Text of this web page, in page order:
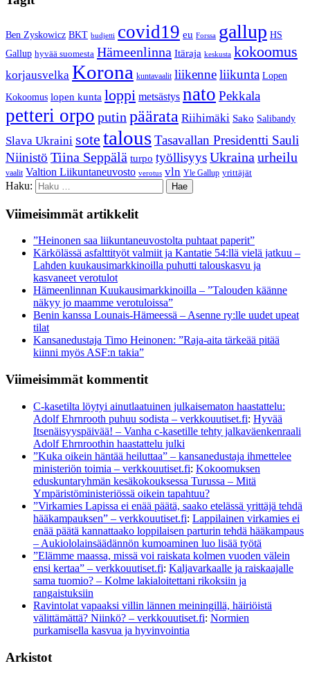
Ben Zyskowicz BKT budjetti covid19 eu Forssa gallup HS
Gallup hyvää suomesta Hämeenlinna Itäraja keskusta kokoomus
korjausvelka Korona kuntavaalit liikenneliikunta Lopen
Kokoomus lopen kunta loppi metsästys nato Pekkala
petteri orpo putin päärata Riihimäki Sako Salibandy
Slava Ukraini sote talousTasavallan Presidentti Sauli
Niinistö Tiina Seppälä turpo työllisyysUkraina urheilu
vaalit Valtion Liikuntaneuvosto verotus vln Yle Gallup yrittäjät
Haku:
Viimeisimmät artikkelit
”Heinonen saa liikuntaneuvostolta puhtaat paperit”
Kärkölässä asfalttityöt valmiit ja Kantatie 54:llä vielä jatkuu –
Lahden kuukausimarkkinoilla puhutti talouskasvu ja
kasvaneet verotulot
Hämeenlinnan Kuukausimarkkinoilla – ”Talouden käänne
näkyy jo maamme verotuloissa”
Benin kanssa Lounais-Hämeessä – Asenne ry:lle uudet upeat
tilat
Kansanedustaja Timo Heinonen: ”Raja-aita tärkeää pitää
kiinni myös ASF:n takia”
Viimeisimmät kommentit
C-kasetilta löytyi ainutlaatuinen julkaisematon haastattelu:
Adolf Ehrnrooth puhuu sodista – verkkouutiset.fi: Hyvää
Itsenäisyyspäivää! – Vanha c-kasetille tehty jalkaväenkenraali
Adolf Ehrnroothin haastattelu julki
”Kuka oikein häntää heiluttaa” – kansanedustaja ihmettelee
ministeriön toimia – verkkouutiset.fi: Kokoomuksen
eduskuntaryhmän kesäkokouksessa Turussa – Mitä
Ympäristöministeriössä oikein tapahtuu?
”Virkamies Lapissa ei enää päätä, saako etelässä yrittäjä tehdä
hääkampauksen” – verkkouutiset.fi: Lappilainen virkamies ei
enää päätä kannattaako loppilaisen parturin tehdä hääkampaus
– Aukiololainsäädännön kumoaminen luo lisää työtä
”Elämme maassa, missä voi raiskata kolmen vuoden välein
ensi kertaa” – verkkouutiset.fi: Kaljavarkaalle ja raiskaajalle
sama tuomio? – Kolme lakialoitettani rikoksiin ja
rangaistuksiin
Ravintolat vapaaksi villin lännen meiningillä, häiriöistä
välittämättä? Niinkö? – verkkouutiset.fi: Normien
purkamisella kasvua ja hyvinvointia
Arkistot